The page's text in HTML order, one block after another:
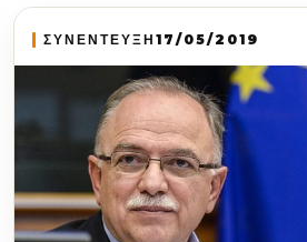
ΣΥΝΕΝΤΕΥΞΗ 17/05/2019